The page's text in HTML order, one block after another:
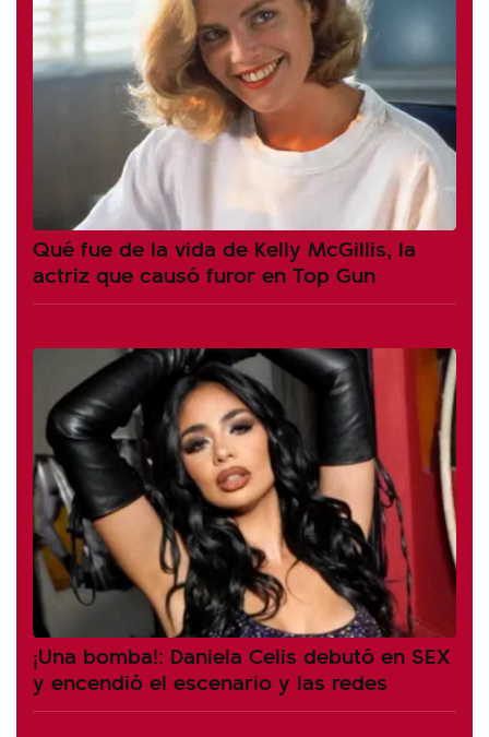
Qué fue de la vida de Kelly McGillis, la
actriz que causó furor en Top Gun
¡Una bomba!: Daniela Celis debutó en SEX
y encendió el escenario y las redes